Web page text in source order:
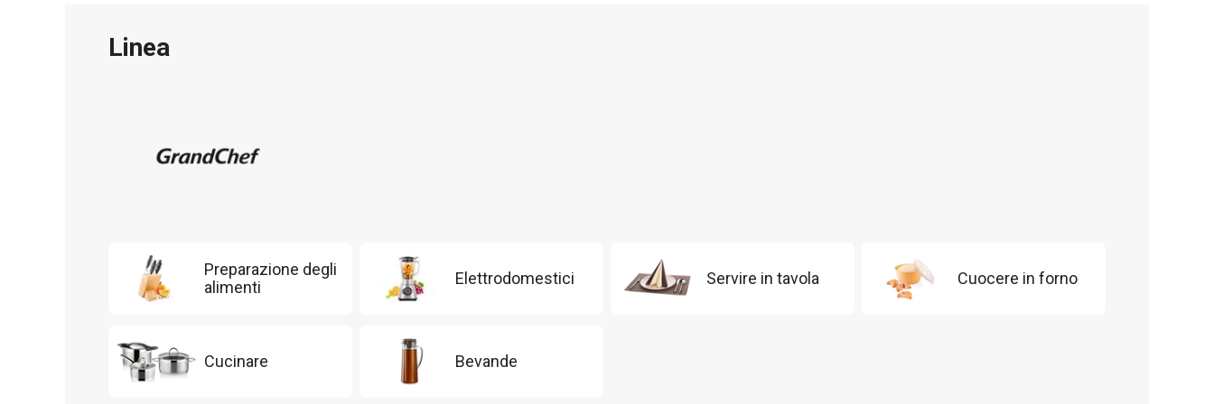
Linea
Preparazione degli
alimenti
Elettrodomestici Servire in tavola Cuocere in forno
Cucinare Bevande